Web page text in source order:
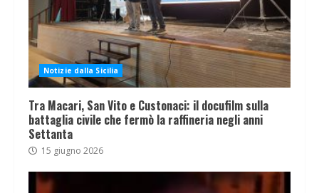
Notizie dalla Sicilia
Tra Macari, San Vito e Custonaci: il docufilm sulla
battaglia civile che fermò la raffineria negli anni
Settanta
15 giugno 2026